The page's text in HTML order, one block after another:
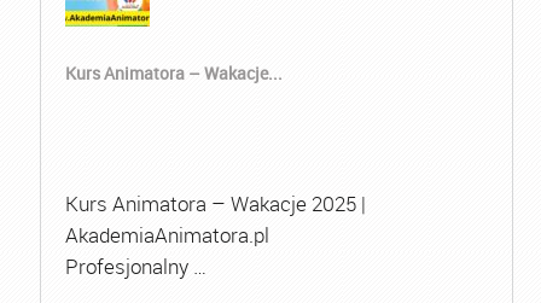
Kurs Animatora – Wakacje...
Kurs Animatora – Wakacje 2025 |
AkademiaAnimatora.pl
Profesjonalny …